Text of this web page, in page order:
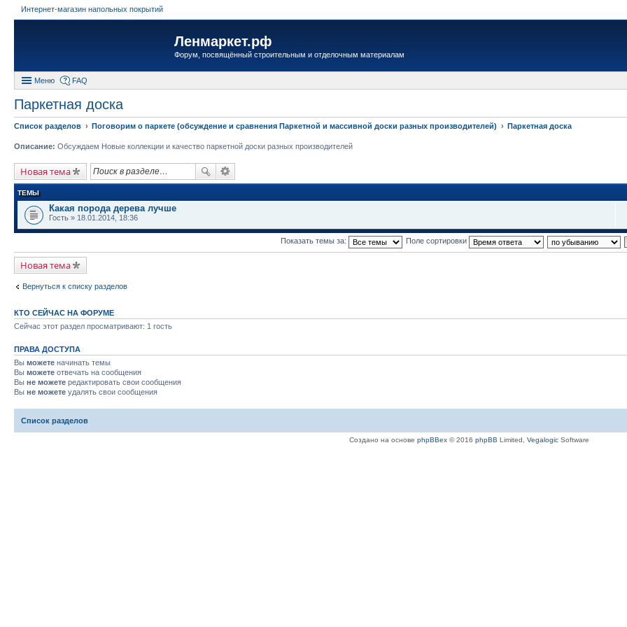
Интернет-магазин напольных покрытий
Ленмаркет.рф
Форум, посвящённый строительным и отделочным материалам
Меню FAQ
Паркетная доска
Список разделов Поговорим о паркете (обсуждение и сравнения Паркетной и массивной доски разных производителей) Паркетная доска
Описание: Обсуждаем Новые коллекции и качество паркетной доски разных производителей
Новая тема
ТЕМЫ
Какая порода дерева лучше
Гость » 18.01.2014, 18:36
Показать темы за: Поле сортировки
Новая тема
Вернуться к списку разделов
КТО СЕЙЧАС НА ФОРУМЕ
Сейчас этот раздел просматривают: 1 гость
ПРАВА ДОСТУПА
Вы можете начинать темы
Вы можете отвечать на сообщения
Вы не можете редактировать свои сообщения
Вы не можете удалять свои сообщения
Список разделов
Создано на основе phpBBex© 2016 phpBB Limited, VegalogicSoftware